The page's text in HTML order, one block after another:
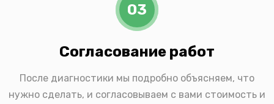
03
Согласование работ
После диагностики мы подробно объясняем, что
нужно сделать, и согласовываем с вами стоимость и